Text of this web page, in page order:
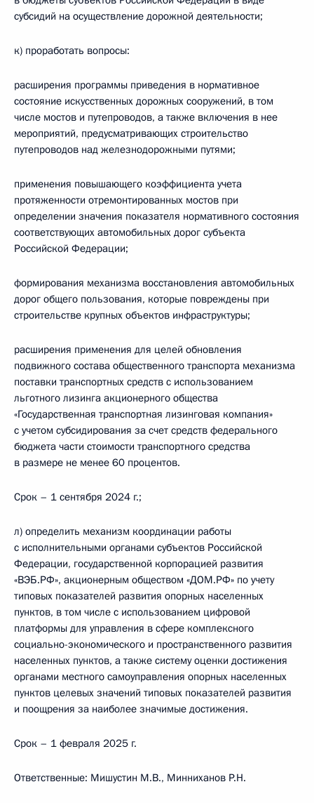
субсидий на осуществление дорожной деятельности;
к) проработать вопросы:
расширения программы приведения в нормативное
состояние искусственных дорожных сооружений, в том
числе мостов и путепроводов, а также включения в нее
мероприятий, предусматривающих строительство
путепроводов над железнодорожными путями;
применения повышающего коэффициента учета
протяженности отремонтированных мостов при
определении значения показателя нормативного состояния
соответствующих автомобильных дорог субъекта
Российской Федерации;
формирования механизма восстановления автомобильных
дорог общего пользования, которые повреждены при
строительстве крупных объектов инфраструктуры;
расширения применения для целей обновления
подвижного состава общественного транспорта механизма
поставки транспортных средств с использованием
льготного лизинга акционерного общества
«Государственная транспортная лизинговая компания»
с учетом субсидирования за счет средств федерального
бюджета части стоимости транспортного средства
в размере не менее 60 процентов.
Срок – 1 сентября 2024 г.;
л) определить механизм координации работы
с исполнительными органами субъектов Российской
Федерации, государственной корпорацией развития
«ВЭБ.РФ», акционерным обществом «ДОМ.РФ» по учету
типовых показателей развития опорных населенных
пунктов, в том числе с использованием цифровой
платформы для управления в сфере комплексного
социально-экономического и пространственного развития
населенных пунктов, а также систему оценки достижения
органами местного самоуправления опорных населенных
пунктов целевых значений типовых показателей развития
и поощрения за наиболее значимые достижения.
Срок – 1 февраля 2025 г.
Ответственные: Мишустин М.В., Минниханов Р.Н.